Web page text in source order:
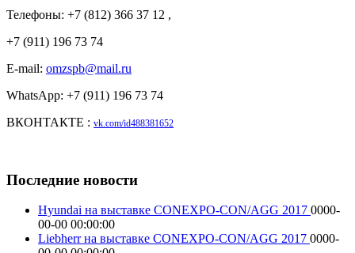
Телефоны: +7 (812) 366 37 12 ,
+7 (911) 196 73 74
E-mail: omzspb@mail.ru
WhatsApp: +7 (911) 196 73 74
ВКОНТАКТЕ : vk.com/id488381652
Последние новости
Hyundai на выставке CONEXPO-CON/AGG 2017 0000-
00-00 00:00:00
Liebherr на выставке CONEXPO-CON/AGG 2017 0000-